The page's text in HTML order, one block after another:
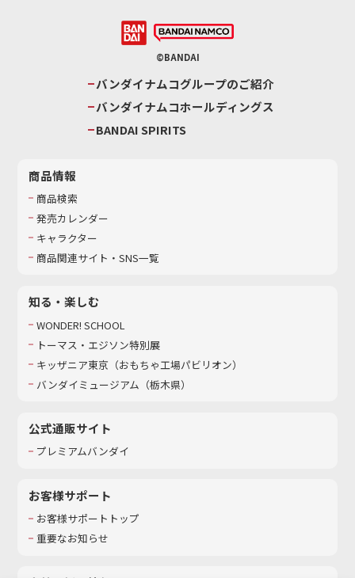
©BANDAI
バンダイナムコグループのご紹介
バンダイナムコホールディングス
BANDAI SPIRITS
商品情報
商品検索
発売カレンダー
キャラクター
商品関連サイト・SNS一覧
知る・楽しむ
WONDER! SCHOOL
トーマス・エジソン特別展
キッザニア東京（おもちゃ工場パビリオン）​
バンダイミュージアム（栃木県）
公式通販サイト
プレミアムバンダイ
お客様サポート
お客様サポートトップ
重要なお知らせ